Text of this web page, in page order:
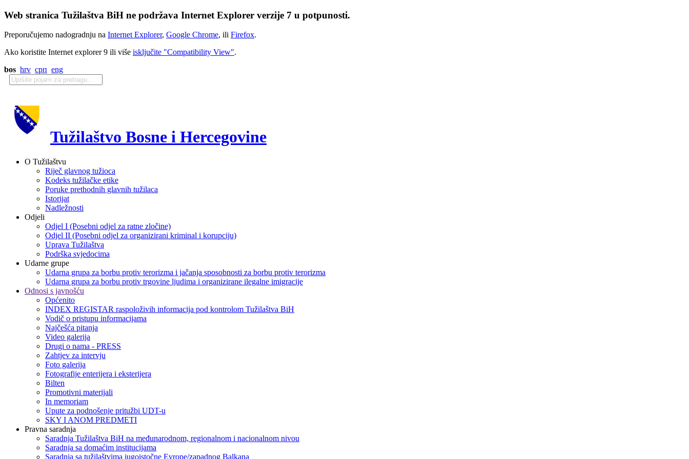
Web stranica Tužilaštva BiH ne podržava Internet Explorer verzije 7 u potpunosti.
Preporučujemo nadogradnju na Internet Explorer, Google Chrome, ili Firefox.
Ako koristite Internet explorer 9 ili više isključite "Compatibility View".
bos hrv срп eng
Tužilaštvo Bosne i Hercegovine
O Tužilaštvu
Riječ glavnog tužioca
Kodeks tužilačke etike
Poruke prethodnih glavnih tužilaca
Istorijat
Nadležnosti
Odjeli
Odjel I (Posebni odjel za ratne zločine)
Odjel II (Posebni odjel za organizirani kriminal i korupciju)
Uprava Tužilaštva
Podrška svjedocima
Udarne grupe
Udarna grupa za borbu protiv terorizma i jačanja sposobnosti za borbu protiv terorizma
Udarna grupa za borbu protiv trgovine ljudima i organizirane ilegalne imigracije
Odnosi s javnošću
Općenito
INDEX REGISTAR raspoloživih informacija pod kontrolom Tužilaštva BiH
Vodič o pristupu informacijama
Najčešća pitanja
Video galerija
Drugi o nama - PRESS
Zahtjev za intervju
Foto galerija
Fotografije enterijera i eksterijera
Bilten
Promotivni materijali
In memoriam
Upute za podnošenje pritužbi UDT-u
SKY I ANOM PREDMETI
Pravna saradnja
Saradnja Tužilaštva BiH na međunarodnom, regionalnom i nacionalnom nivou
Saradnja sa domaćim institucijama
Saradnja sa tužilaštvima jugoistočne Evrope/zapadnog Balkana